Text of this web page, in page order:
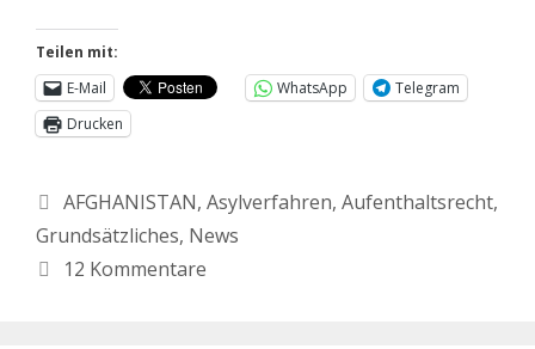
Teilen mit:
E-Mail
WhatsApp
Telegram
Drucken
AFGHANISTAN, Asylverfahren, Aufenthaltsrecht,
Grundsätzliches, News
12 Kommentare